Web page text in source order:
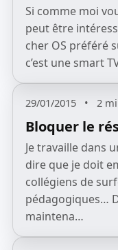
Si comme moi
peut être
cher OS préféré
c’est une smart
29/01/2015 • 2
Bloquer le
Je travaille dans
dire que je doit
collégiens de
pédagogiques…
maintena…